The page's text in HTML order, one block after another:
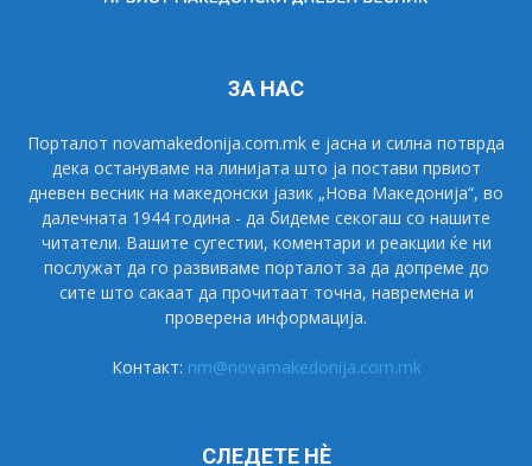
ЗА НАС
Порталот novamakedonija.com.mk е јасна и силна потврда
дека остануваме на линијата што ја постави првиот
дневен весник на македонски јазик „Нова Македонија“, во
далечната 1944 година - да бидеме секогаш со нашите
читатели. Вашите сугестии, коментари и реакции ќе ни
послужат да го развиваме порталот за да допреме до
сите што сакаат да прочитаат точна, навремена и
проверена информација.
Контакт: nm@novamakedonija.com.mk
СЛЕДЕТЕ НÈ